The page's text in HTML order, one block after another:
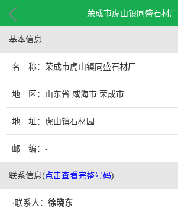
荣成市虎山镇同盛石材厂
基本信息
名 称：荣成市虎山镇同盛石材厂
地 区：山东省 威海市 荣成市
地 址：虎山镇石材园
邮 编：-
联系信息(点击查看完整号码)
·联系人： 徐晓东